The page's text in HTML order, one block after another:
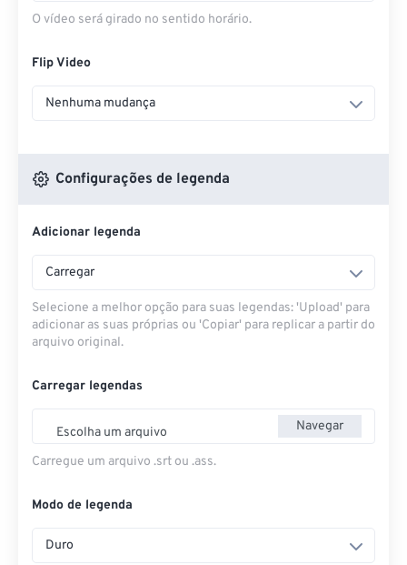
O vídeo será girado no sentido horário.
Flip Video
Nenhuma mudança
Configurações de legenda
Adicionar legenda
Carregar
Selecione a melhor opção para suas legendas: 'Upload' para
adicionar as suas próprias ou 'Copiar' para replicar a partir do
arquivo original.
Carregar legendas
Escolha um arquivo Navegar
Carregue um arquivo .srt ou .ass.
Modo de legenda
Duro